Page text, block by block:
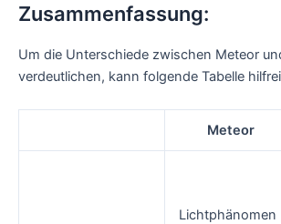
Zusammenfassung:
Um die Unterschiede zwischen Meteor
verdeutlichen, kann folgende Tabelle
Meteor
Lichtphänomen